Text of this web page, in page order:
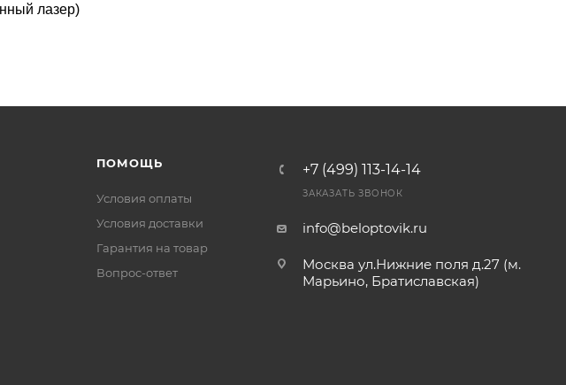
лазер)
ПОМОЩЬ
Условия оплаты
Условия доставки
Гарантия на товар
Вопрос-ответ
+7 (499) 113-14-14
ЗАКАЗАТЬ ЗВОНОК
info@beloptovik.ru
Москва ул.Нижние поля д.27 (м.
Марьино, Братиславская)